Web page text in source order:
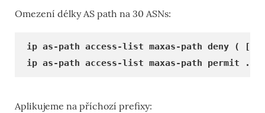
Omezení délky AS path na 30 ASNs:
ip as-path access-list maxas-path deny ( [0-
ip as-path access-list maxas-path permit .*
Aplikujeme na příchozí prefixy: